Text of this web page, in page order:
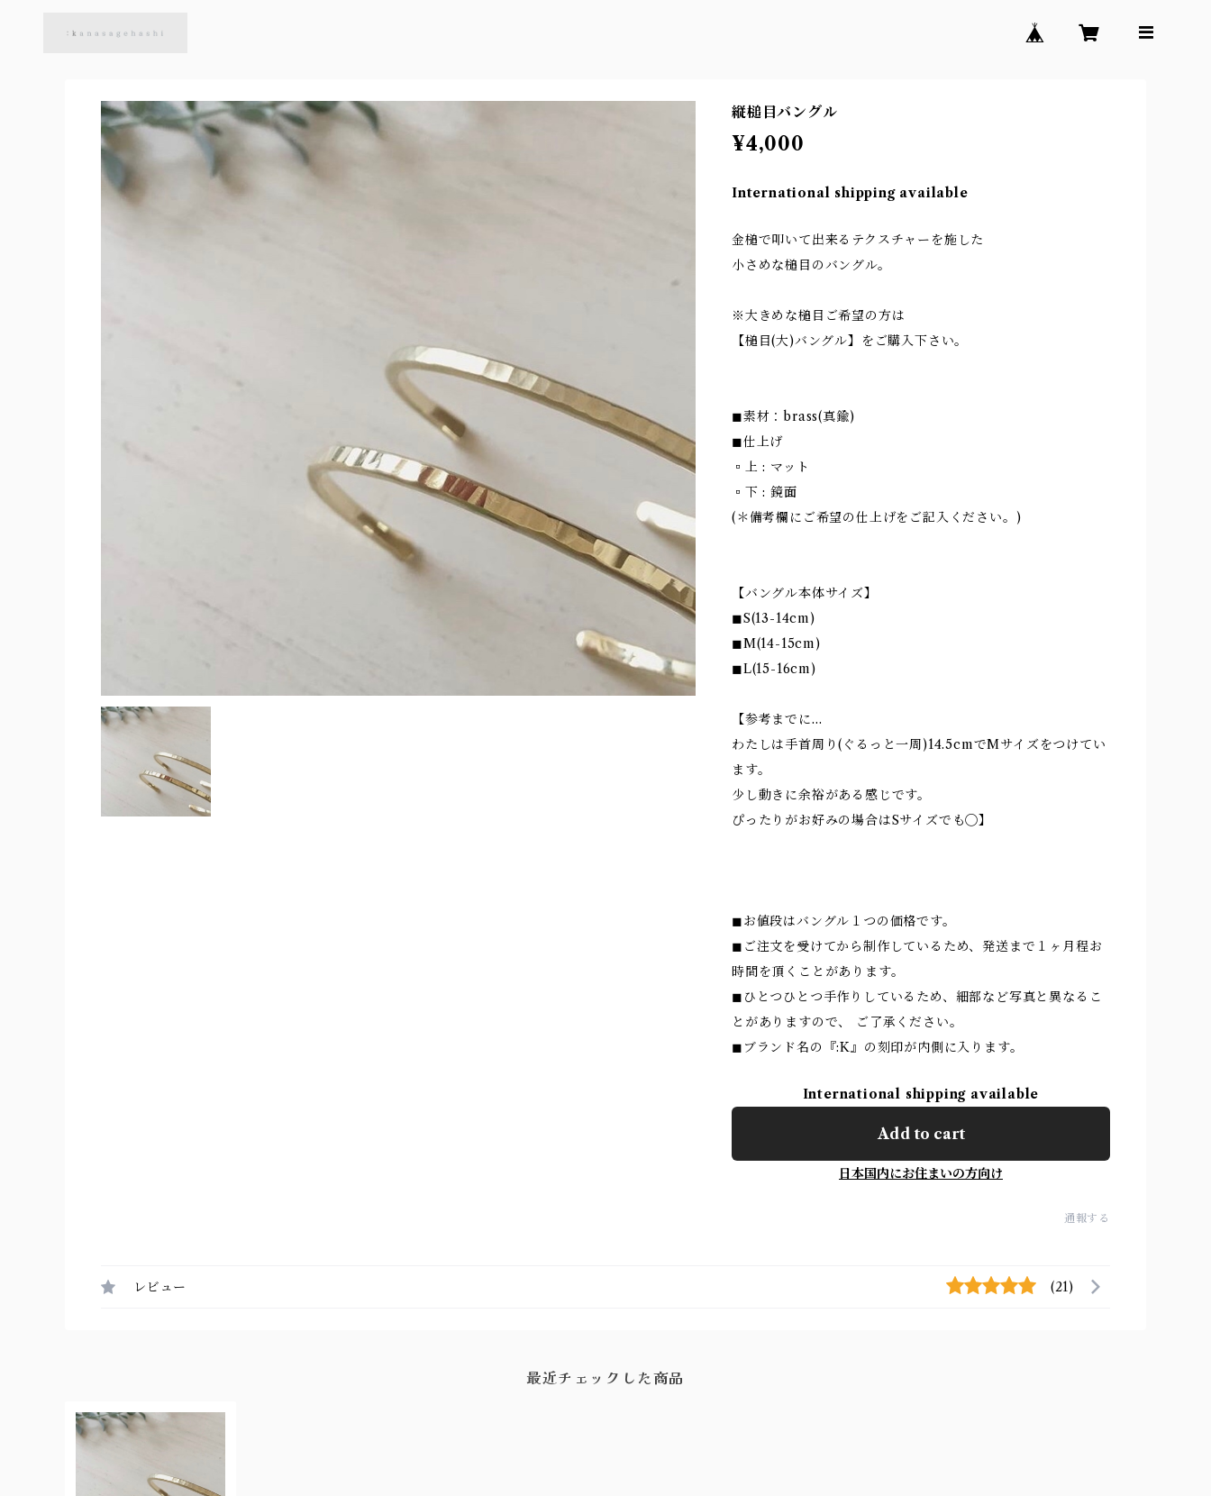
縦槌目バングル
¥4,000
International shipping available
金槌で叩いて出来るテクスチャーを施した
小さめな槌目のバングル。
※大きめな槌目ご希望の方は
【槌目(大)バングル】をご購入下さい。
◼︎素材：brass(真鍮)
◼︎仕上げ
▫︎上 : マット
▫︎下 : 鏡面
(＊備考欄にご希望の仕上げをご記入ください。)
【バングル本体サイズ】
◼︎S(13-14cm)
◼︎M(14-15cm)
◼︎L(15-16cm)
【参考までに…
わたしは手首周り(ぐるっと一周)14.5cmでMサイズをつけてい
ます。
少し動きに余裕がある感じです。
ぴったりがお好みの場合はSサイズでも◯】
◼︎お値段はバングル１つの価格です。
◼︎ご注文を受けてから制作しているため、発送まで１ヶ月程お
時間を頂くことがあります。
◼︎ひとつひとつ手作りしているため、細部など写真と異なるこ
とがありますので、 ご了承ください。
◼︎ブランド名の『:K』の刻印が内側に入ります。
International shipping available
Add to cart
日本国内にお住まいの方向け
通報する
レビュー (21)
最近チェックした商品